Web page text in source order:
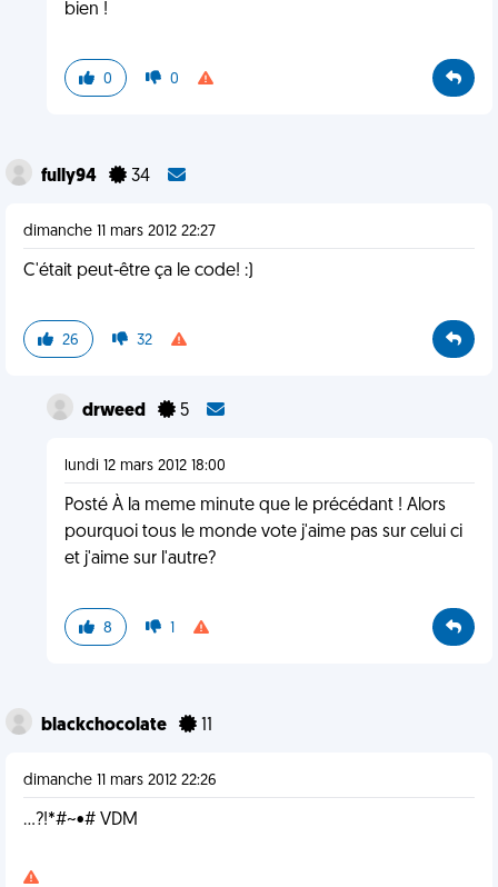
bien !
0 0
fully94 34
dimanche 11 mars 2012 22:27
C'était peut-être ça le code! :)
26 32
drweed 5
lundi 12 mars 2012 18:00
Posté À la meme minute que le précédant ! Alors
pourquoi tous le monde vote j'aime pas sur celui ci
et j'aime sur l'autre?
8 1
blackchocolate
dimanche 11 mars 2012 22:26
...?!*#~•# VDM